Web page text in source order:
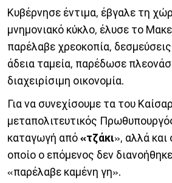
Κυβέρνησε έντιμα, έβγαλε τη
μνημονιακό κύκλο, έλυσε το
παρέλαβε χρεοκοπία,
άδεια ταμεία, παρέδωσε
διαχειρίσιμη οικονομία.
Για να συνεχίσουμε τα του
μεταπολιτευτικός
καταγωγή από«τζάκι», αλλά
οποίο ο επόμενος δεν
«παρέλαβε καμένη γη».